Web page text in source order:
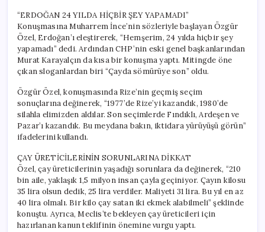
“ERDOĞAN 24 YILDA HİÇBİR ŞEY YAPAMADI”
Konuşmasına Muharrem İnce’nin sözleriyle başlayan Özgür
Özel, Erdoğan’ı eleştirerek, “Hemşerim, 24 yılda hiçbir şey
yapamadı” dedi. Ardından CHP’nin eski genel başkanlarından
Murat Karayalçın da kısa bir konuşma yaptı. Mitingde öne
çıkan sloganlardan biri “Çayda sömürüye son” oldu.
Özgür Özel, konuşmasında Rize’nin geçmiş seçim
sonuçlarına değinerek, “1977’de Rize’yi kazandık, 1980’de
silahla elimizden aldılar. Son seçimlerde Fındıklı, Ardeşen ve
Pazar’ı kazandık. Bu meydana bakın, iktidara yürüyüşü görün”
ifadelerini kullandı.
ÇAY ÜRETİCİLERİNİN SORUNLARINA DİKKAT
Özel, çay üreticilerinin yaşadığı sorunlara da değinerek, “210
bin aile, yaklaşık 1,5 milyon insan çayla geçiniyor. Çayın kilosu
35 lira olsun dedik, 25 lira verdiler. Maliyeti 31 lira. Bu yıl en az
40 lira olmalı. Bir kilo çay satan iki ekmek alabilmeli” şeklinde
konuştu. Ayrıca, Meclis’te bekleyen çay üreticileri için
hazırlanan kanun teklifinin önemine vurgu yaptı.